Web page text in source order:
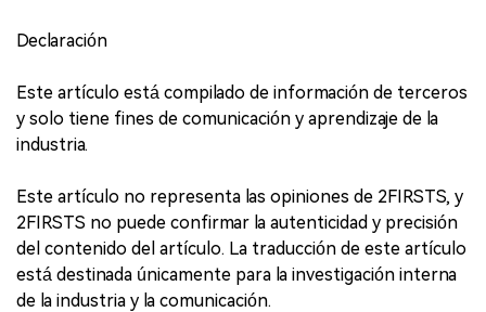
Declaración
Este artículo está compilado de información de terceros
y solo tiene fines de comunicación y aprendizaje de la
industria.
Este artículo no representa las opiniones de 2FIRSTS, y
2FIRSTS no puede confirmar la autenticidad y precisión
del contenido del artículo. La traducción de este artículo
está destinada únicamente para la investigación interna
de la industria y la comunicación.